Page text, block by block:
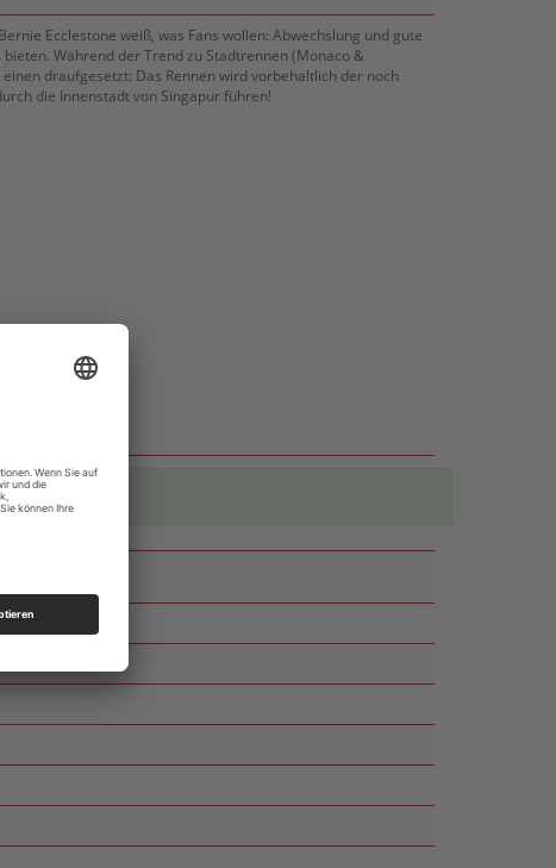
Ecclestone weiß, was Fans wollen: Abwechslung und gute
Während der Trend zu Stadtrennen (Monaco &
draufgesetzt: Das Rennen wird vorbehaltlich der noch
die Innenstadt von Singapur führen!